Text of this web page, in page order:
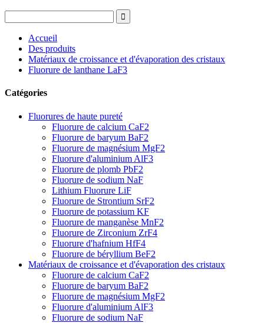
Accueil
Des produits
Matériaux de croissance et d'évaporation des cristaux
Fluorure de lanthane LaF3
Catégories
Fluorures de haute pureté
Fluorure de calcium CaF2
Fluorure de baryum BaF2
Fluorure de magnésium MgF2
Fluorure d'aluminium AlF3
Fluorure de plomb PbF2
Fluorure de sodium NaF
Lithium Fluorure LiF
Fluorure de Strontium SrF2
Fluorure de potassium KF
Fluorure de manganèse MnF2
Fluorure de Zirconium ZrF4
Fluorure d'hafnium HfF4
Fluorure de béryllium BeF2
Matériaux de croissance et d'évaporation des cristaux
Fluorure de calcium CaF2
Fluorure de baryum BaF2
Fluorure de magnésium MgF2
Fluorure d'aluminium AlF3
Fluorure de sodium NaF